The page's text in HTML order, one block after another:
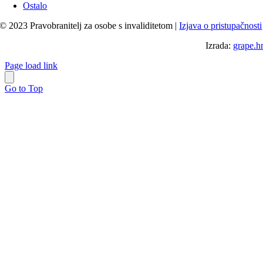
Ostalo
© 2023 Pravobranitelj za osobe s invaliditetom |Izjava o pristupačnosti
Izrada: grape.hr
Page load link
Go to Top